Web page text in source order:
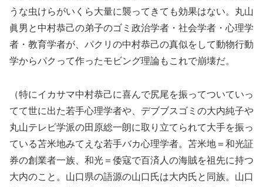
うな虫けらがいくら大量に襲ってきても効果はない。丸山
眞男と中村恭己の弟子のゴミ政治学者・社会学者・心理学
者・教育学者が、パクリの中村恭己の真似をして動物行動
学からパクって作ったモビング理論もこれで崩壊だ。
（特にイカサマ中村恭己に喜んで尻尾を振ってついていっ
てて世に出た若手心理学者や、デブブスゴミの大内純子や
丸山テレビ学派の田原総一朗に取り立てられて大手を振っ
ている苫米地みてえな若手バカ心理学者。苫米地＝和光証
券の創業者一族、和光＝倭寇で百済人の海賊を祖先に持つ
大内のこと。山口県の語源の山口氏は大内氏と同族。山口